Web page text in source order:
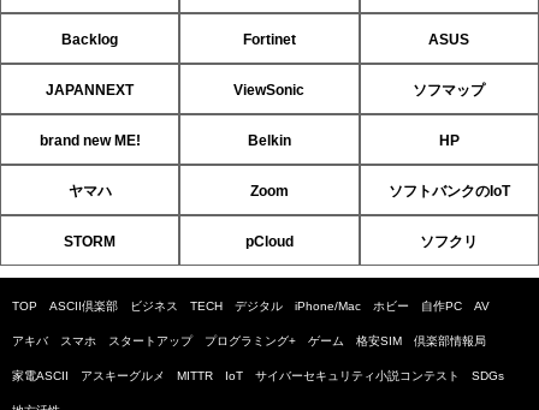
Backlog Fortinet ASUS
JAPANNEXT ViewSonic ソフマップ
brand new ME! Belkin HP
ヤマハ Zoom ソフトバンクのIoT
STORM pCloud ソフクリ
TOP ASCII倶楽部 ビジネス TECH デジタル iPhone/Mac ホビー 自作PC AV
アキバ スマホ スタートアップ プログラミング+ ゲーム 格安SIM 倶楽部情報局
家電ASCII アスキーグルメ MITTR IoT サイバーセキュリティ小説コンテスト SDGs